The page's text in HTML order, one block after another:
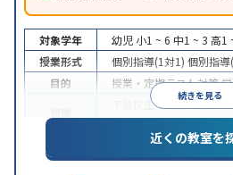
続きを見る
対象学年 幼児 小1 ~ 6 中1 ~ 3 高1
授業形式
個別指導(1対1) 個別指
目的
授業・定期テスト対策
不登校生に対応学習に
ライン対応
近くの教室を